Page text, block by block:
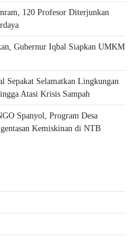
120 Profesor Diterjunkan
Gubernur Iqbal Siapkan UMKM
Sepakat Selamatkan Lingkungan
Atasi Krisis Sampah
Spanyol, Program Desa
Kemiskinan di NTB